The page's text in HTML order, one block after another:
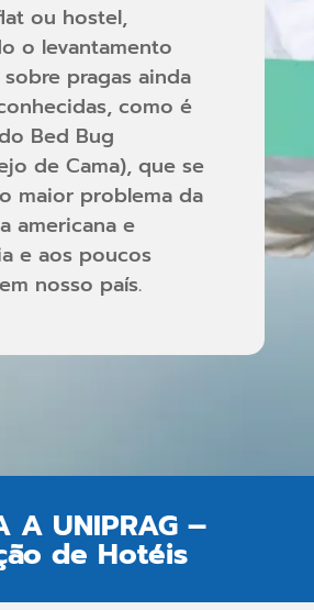
ou hostel,
o levantamento
pragas ainda
como é
Bed Bug
de Cama), que se
maior problema da
americana e
e aos poucos
nosso país.
A UNIPRAG –
de Hotéis